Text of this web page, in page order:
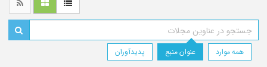
همه موارد عنوان منبع پدیدآوران